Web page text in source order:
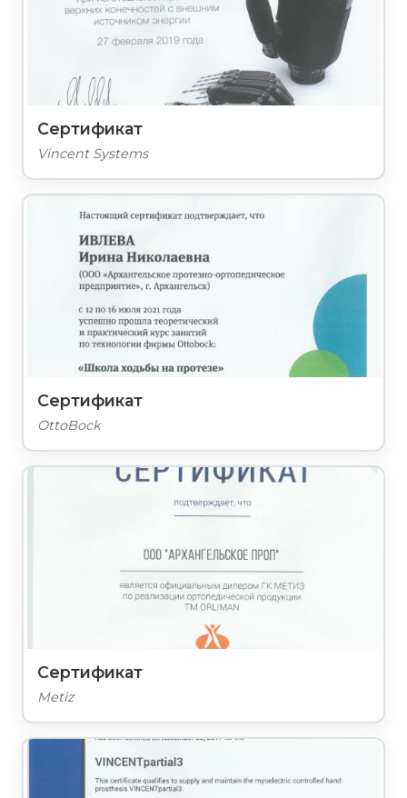
Сертификат
Vincent Systems
Сертификат
OttoBock
Сертификат
Metiz